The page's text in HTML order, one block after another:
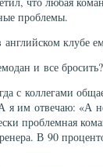
проблемы.
клубе
и все бросить?
с коллегами
я им отвечаю: «А
проблемная
В 90